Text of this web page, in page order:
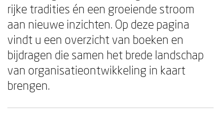
rijke tradities én een groeiende stroom
aan nieuwe inzichten. Op deze pagina
vindt u een overzicht van boeken en
bijdragen die samen het brede landschap
van organisatieontwikkeling in kaart
brengen.